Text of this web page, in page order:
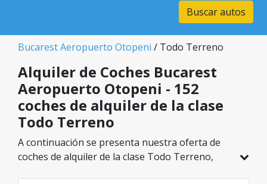
Buscar autos
Bucarest Aeropuerto Otopeni / Todo Terreno
Alquiler de Coches Bucarest
Aeropuerto Otopeni - 152
coches de alquiler de la clase
Todo Terreno
A continuación se presenta nuestra oferta de
coches de alquiler de la clase Todo Terreno,